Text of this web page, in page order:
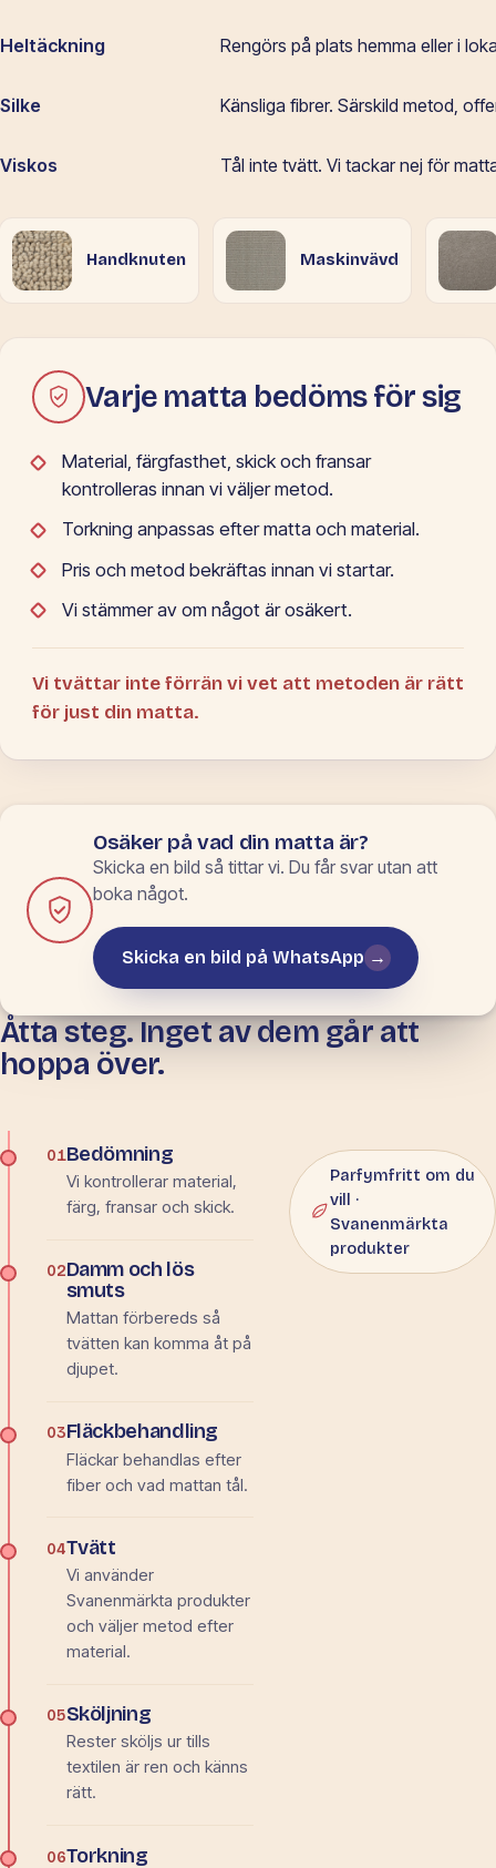
Heltäckning Rengörs på plats hemma eller i
Silke Känsliga fibrer. Särskild metod,
Viskos Tål inte tvätt. Vi tackar nej för
Handknuten Maskinvävd
Varje matta bedöms för sig
Material, färgfasthet, skick och fransar
kontrolleras innan vi väljer metod.
Torkning anpassas efter matta och material.
Pris och metod bekräftas innan vi startar.
Vi stämmer av om något är osäkert.
Vi tvättar inte förrän vi vet att metoden är rätt
för just din matta.
Osäker på vad din matta är?
Skicka en bild så tittar vi. Du får svar utan att
boka något.
Skicka en bild på WhatsApp →
Åtta steg. Inget av dem går att
hoppa över.
01Bedömning
Vi kontrollerar material,
färg, fransar och skick.
02Damm och lös
smuts
Mattan förbereds så
tvätten kan komma åt på
djupet.
03Fläckbehandling
Fläckar behandlas efter
fiber och vad mattan tål.
04Tvätt
Vi använder
Svanenmärkta produkter
och väljer metod efter
material.
05Sköljning
Rester sköljs ur tills
textilen är ren och känns
rätt.
06Torkning
METOD EFTER
MATERIAL
Parfymfritt om du
vill ·
Svanenmärkta
produkter